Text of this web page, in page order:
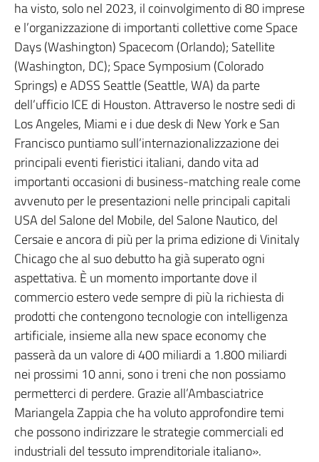
ha visto, solo nel 2023, il coinvolgimento di 80 imprese
e l’organizzazione di importanti collettive come Space
Days (Washington) Spacecom (Orlando); Satellite
(Washington, DC); Space Symposium (Colorado
Springs) e ADSS Seattle (Seattle, WA) da parte
dell’ufficio ICE di Houston. Attraverso le nostre sedi di
Los Angeles, Miami e i due desk di New York e San
Francisco puntiamo sull’internazionalizzazione dei
principali eventi fieristici italiani, dando vita ad
importanti occasioni di business-matching reale come
avvenuto per le presentazioni nelle principali capitali
USA del Salone del Mobile, del Salone Nautico, del
Cersaie e ancora di più per la prima edizione di Vinitaly
Chicago che al suo debutto ha già superato ogni
aspettativa. È un momento importante dove il
commercio estero vede sempre di più la richiesta di
prodotti che contengono tecnologie con intelligenza
artificiale, insieme alla new space economy che
passerà da un valore di 400 miliardi a 1.800 miliardi
nei prossimi 10 anni, sono i treni che non possiamo
permetterci di perdere. Grazie all’Ambasciatrice
Mariangela Zappia che ha voluto approfondire temi
che possono indirizzare le strategie commerciali ed
industriali del tessuto imprenditoriale italiano».